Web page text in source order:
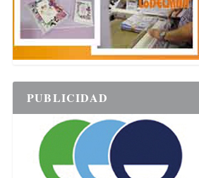
PUBLICIDAD